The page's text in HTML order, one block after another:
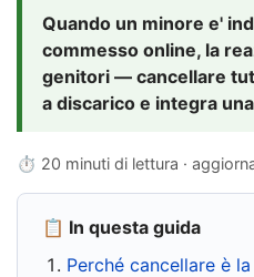
Quando un minore e'
commesso online, la
genitori — cancellare
a discarico e integra
⏱ 20 minuti di lettura ·
📋 In questa guida
Perché cancellare è